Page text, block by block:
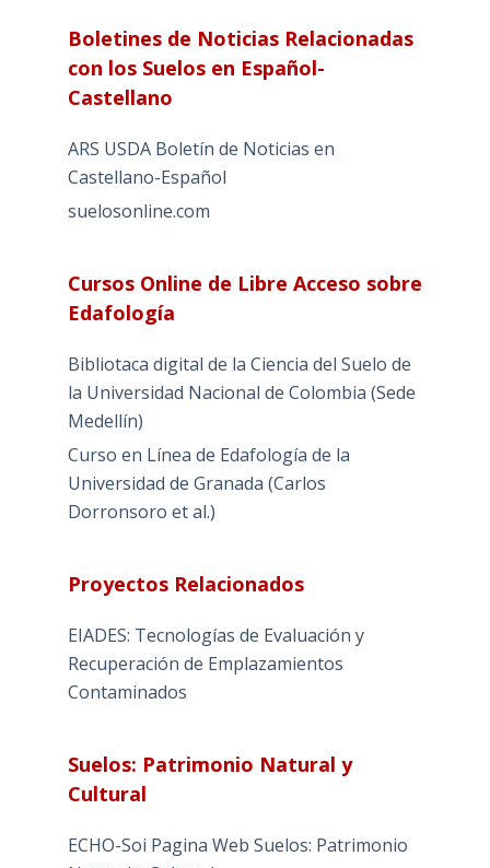
Boletines de Noticias Relacionadas
con los Suelos en Español-
Castellano
ARS USDA Boletín de Noticias en
Castellano-Español
suelosonline.com
Cursos Online de Libre Acceso sobre
Edafología
Bibliotaca digital de la Ciencia del Suelo de
la Universidad Nacional de Colombia (Sede
Medellín)
Curso en Línea de Edafología de la
Universidad de Granada (Carlos
Dorronsoro et al.)
Proyectos Relacionados
EIADES: Tecnologías de Evaluación y
Recuperación de Emplazamientos
Contaminados
Suelos: Patrimonio Natural y
Cultural
ECHO-Soi Pagina Web Suelos: Patrimonio